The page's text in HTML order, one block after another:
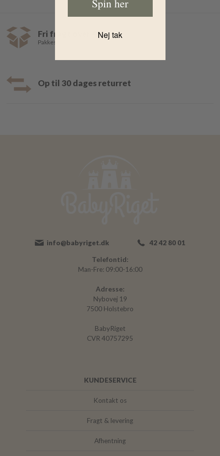
Fri fragt over 499,-
Pakkeshop 35,- | Hjemmelevering fra 39,-
Op til 30 dages returret
info@babyriget.dk 42 42 80 01
Telefontid:
Man-Fre: 09:00-16:00
Adresse:
Nybovej 19
7500 Holstebro
BabyRiget
CVR 40757295
KUNDESERVICE
Kontakt os
Fragt & levering
Afhentning
Spin her
Nej tak